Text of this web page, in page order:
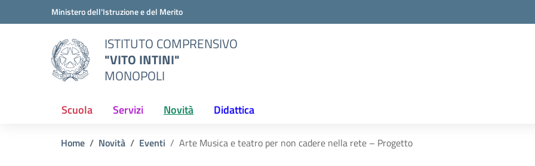
Vai ai contenuti
Vai al menu di navigazioneMinistero dell'Istruzione e del Merito
ISTITUTO COMPRENSIVO
"VITO INTINI"
MONOPOLI
Scuola Servizi Novità Didattica
Home Novità Eventi Arte Musica e teatro per non cadere nella rete – Progetto